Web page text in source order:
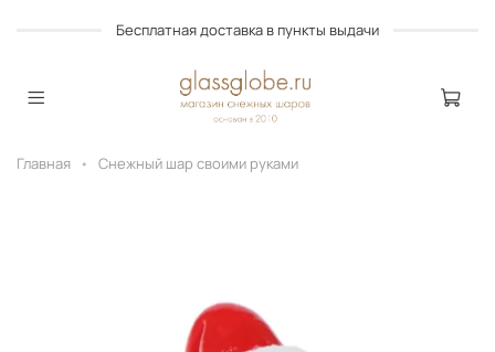
Бесплатная доставка в пункты выдачи
Главная Снежный шар своими руками